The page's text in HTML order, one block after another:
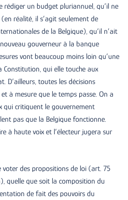
rédiger un budget pluriannuel, qu’il ne
réalité, il s’agit seulement de
de la Belgique), qu’il n’ait
gouverneur à la banque
vont beaucoup moins loin qu’une
Constitution, qui elle touche aux
D’ailleurs, toutes les décisions
à mesure que le temps passe. On a
qui critiquent le gouvernement
pas que la Belgique fonctionne.
à haute voix et l’électeur jugera sur
voter des propositions de loi (art. 75
quelle que soit la composition du
de fait des pouvoirs du